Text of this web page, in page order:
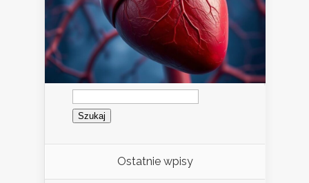
Szukaj:
Ostatnie wpisy